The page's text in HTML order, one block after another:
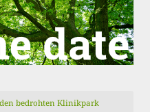
den bedrohten Klinikpark